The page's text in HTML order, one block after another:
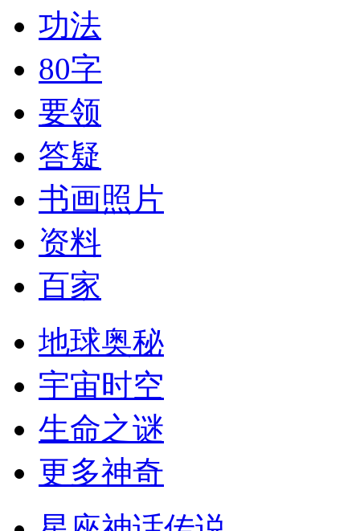
功法
80字
要领
答疑
书画照片
资料
百家
地球奥秘
宇宙时空
生命之谜
更多神奇